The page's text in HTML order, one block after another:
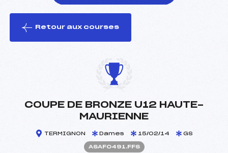
le ski
Retour aux courses
COUPE DE BRONZE U12 HAUTE-
MAURIENNE
TERMIGNON Dames 15/02/14 GS
ASAF0491.FFS